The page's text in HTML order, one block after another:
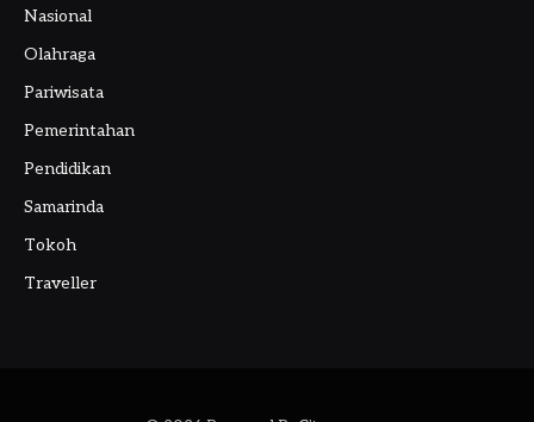
Nasional
Olahraga
Pariwisata
Pemerintahan
Pendidikan
Samarinda
Tokoh
Traveller